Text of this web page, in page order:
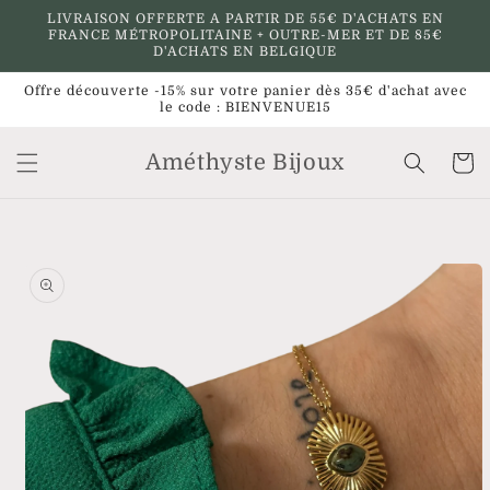
passer
au
LIVRAISON OFFERTE A PARTIR DE 55€ D'ACHATS EN
FRANCE MÉTROPOLITAINE + OUTRE-MER ET DE 85€
D'ACHATS EN BELGIQUE
Offre découverte -15% sur votre panier dès 35€ d'achat avec
le code : BIENVENUE15
Améthyste Bijoux Panier
informations